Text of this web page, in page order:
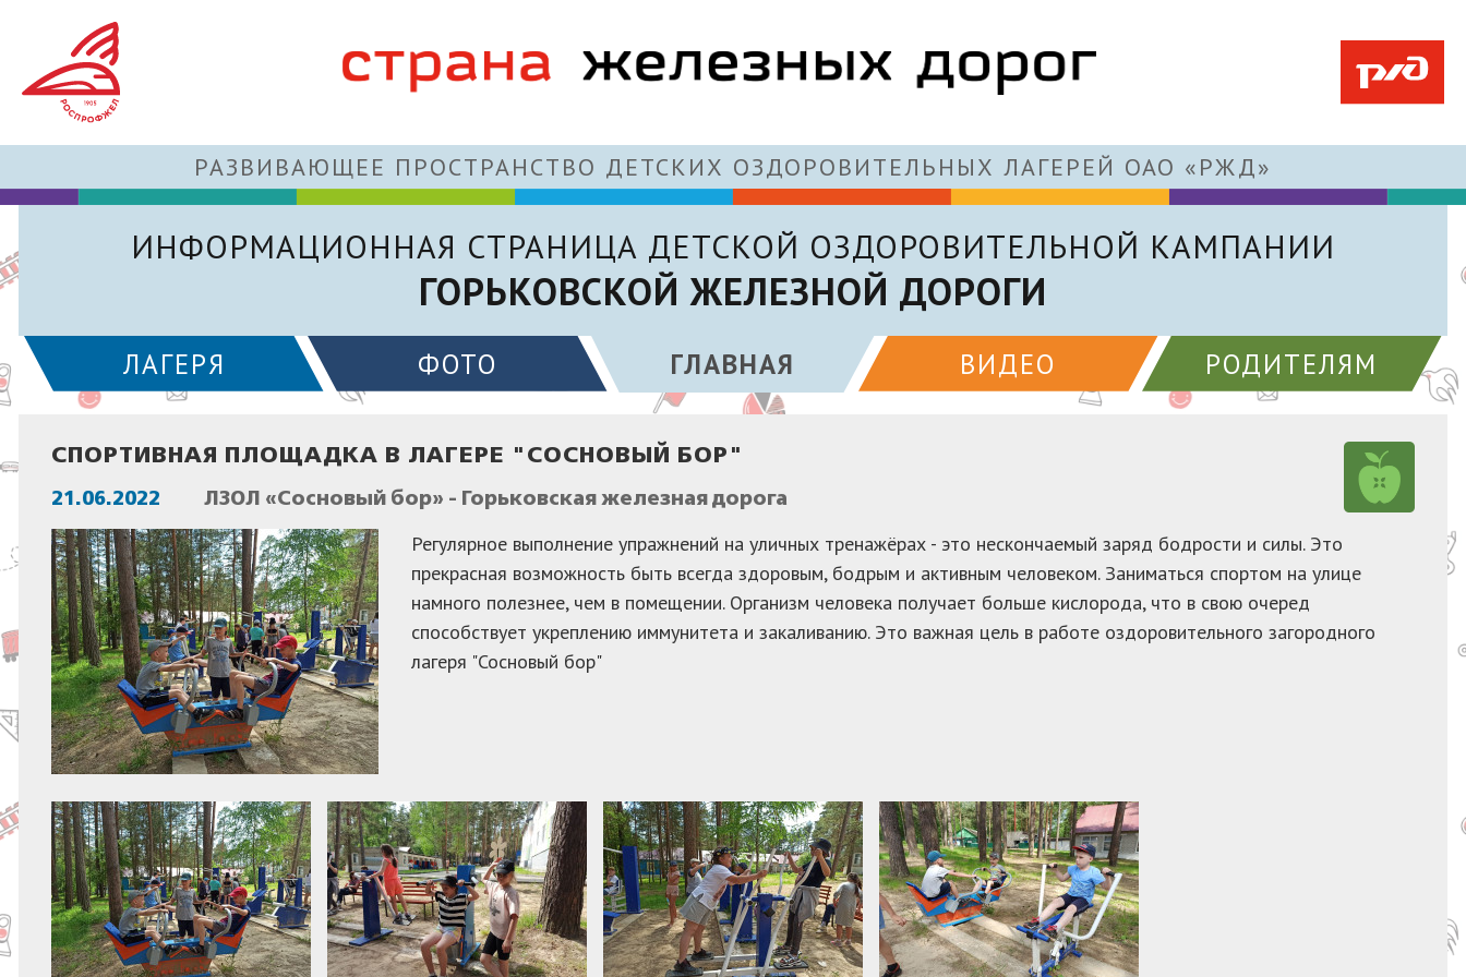
РАЗВИВАЮЩЕЕ ПРОСТРАНСТВО ДЕТСКИХ ОЗДОРОВИТЕЛЬНЫХ ЛАГЕРЕЙ ОАО «РЖД»
ИНФОРМАЦИОННАЯ СТРАНИЦА ДЕТСКОЙ ОЗДОРОВИТЕЛЬНОЙ КАМПАНИИ
ГОРЬКОВСКОЙ ЖЕЛЕЗНОЙ ДОРОГИ
ЛАГЕРЯ ФОТО ГЛАВНАЯ ВИДЕО РОДИТЕЛЯМ
СПОРТИВНАЯ ПЛОЩАДКА В ЛАГЕРЕ "СОСНОВЫЙ БОР"
21.06.2022 ЛЗОЛ «Сосновый бор» - Горьковская железная дорога
Регулярное выполнение упражнений на уличных тренажёрах - это нескончаемый заряд бодрости и силы. Это
прекрасная возможность быть всегда здоровым, бодрым и активным человеком. Заниматься спортом на улице
намного полезнее, чем в помещении. Организм человека получает больше кислорода, что в свою очеред
способствует укреплению иммунитета и закаливанию. Это важная цель в работе оздоровительного загородного
лагеря "Сосновый бор"